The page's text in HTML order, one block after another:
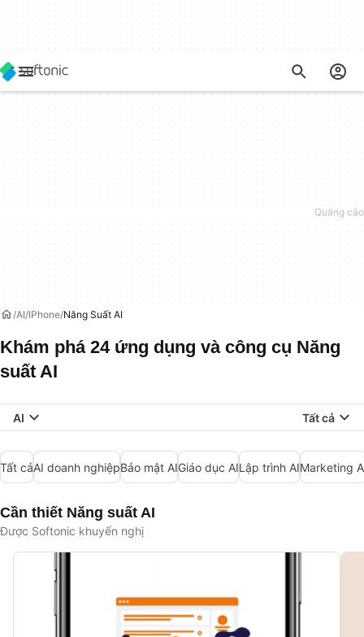
AI IPhone Năng Suất AI
Khám phá 24 ứng dụng và công cụ Năng
suất AI
AI Tất cả
Tất cảAI doanh nghiệpBảo mật AIGiáo dục AILập trình AIMarketing
Cần thiết Năng suất AI
Được Softonic khuyến nghị